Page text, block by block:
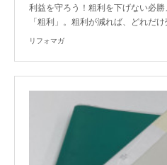
利益を守ろう！粗利を下げない必
「粗利」。粗利が減れば、どれだ
リフォマガ